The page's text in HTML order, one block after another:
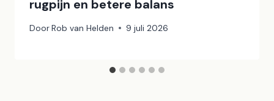
rugpijn en betere balans
DoorRob van Helden 9 juli 2026